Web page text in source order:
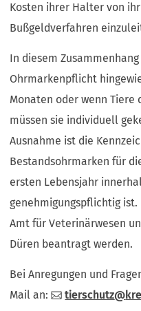
Kosten ihrer Halter von
Bußgeldverfahren
In diesem
Ohrmarkenpflicht
Monaten oder wenn
müssen sie individuell
Ausnahme ist die
Bestandsohrmarken für
ersten Lebensjahr
genehmigungspflichtig ist.
Amt für Veterinärwesen
Düren beantragt werden.
Bei Anregungen und
Mail an:
tierschutz